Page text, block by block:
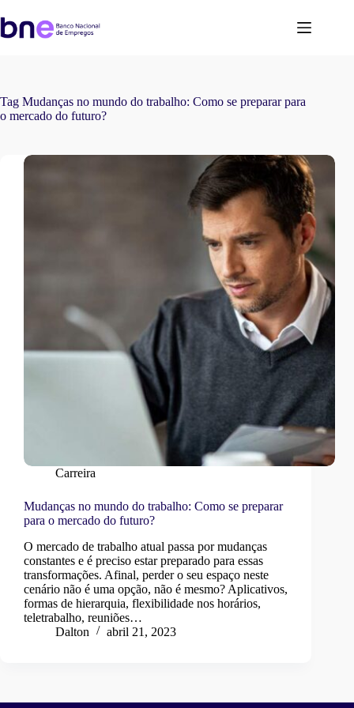
Tag Mudanças no mundo do trabalho: Como se preparar para
o mercado do futuro?
Carreira
Mudanças no mundo do trabalho: Como se preparar
para o mercado do futuro?
O mercado de trabalho atual passa por mudanças
constantes e é preciso estar preparado para essas
transformações. Afinal, perder o seu espaço neste
cenário não é uma opção, não é mesmo? Aplicativos,
formas de hierarquia, flexibilidade nos horários,
teletrabalho, reuniões…
Dalton
abril 21, 2023